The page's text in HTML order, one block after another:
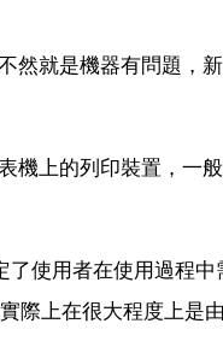
然就是機器有問題，
機上的列印裝置，一
了使用者在使用過程中
際上在很大程度上是